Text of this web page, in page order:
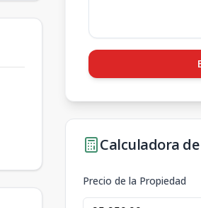
Calculadora
Precio de la Propiedad